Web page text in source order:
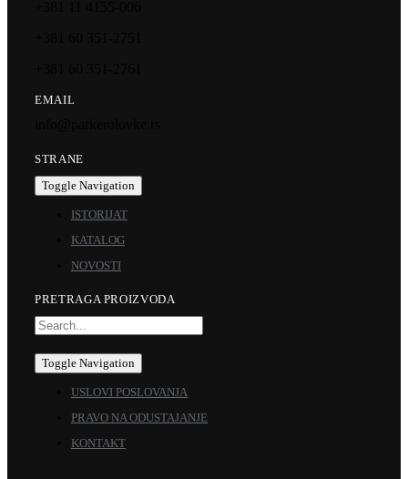
EMAIL
STRANE
Toggle Navigation
ISTORIJAT
KATALOG
NOVOSTI
PRETRAGA PROIZVODA
Toggle Navigation
USLOVI POSLOVANJA
PRAVO NA ODUSTAJANJE
KONTAKT